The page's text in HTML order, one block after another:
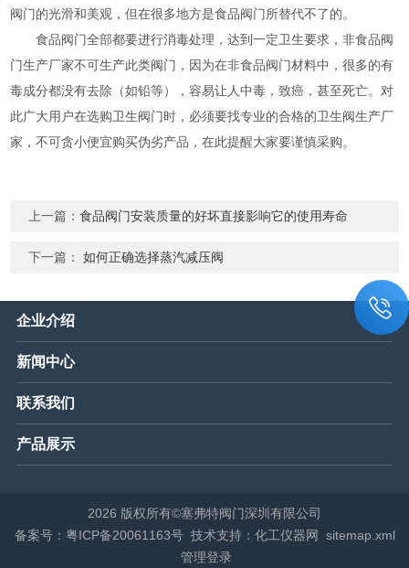
阀门的光滑和美观，但在很多地方是食品阀门所替代不了的。
食品阀门全部都要进行消毒处理，达到一定卫生要求，非食品阀
门生产厂家不可生产此类阀门，因为在非食品阀门材料中，很多的有
毒成分都没有去除（如铅等），容易让人中毒，致癌，甚至死亡。对
此广大用户在选购卫生阀门时，必须要找专业的合格的卫生阀生产厂
家，不可贪小便宜购买伪劣产品，在此提醒大家要谨慎采购。
上一篇：食品阀门安装质量的好坏直接影响它的使用寿命
下一篇： 如何正确选择蒸汽减压阀
企业介绍
新闻中心
联系我们
产品展示
2026 版权所有©塞弗特阀门深圳有限公司
备案号：粤ICP备20061163号 技术支持：化工仪器网
sitemap.xml
管理登录